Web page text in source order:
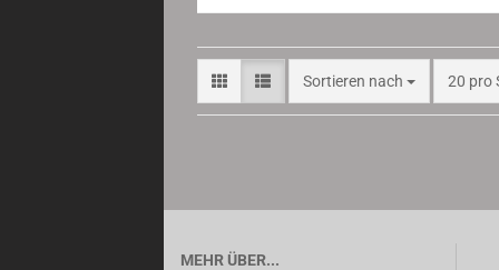
Sortieren nach
Sortieren nach 20 pro
pro
MEHR ÜBER...